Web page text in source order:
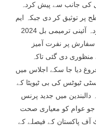
کی جانب سے پیش کردہ
پر توثیق کر دی جبکہ ایم
این اے ریاض فتیانہ کی جانب سے پیش کردہ آئینی ترمیمی بل 2024
پر نفرت آمیز
دی گئی تاکہ
دیا جا سکے اجلاس میں
ٹیوٹس کی بی ٹیویٹا کے
میں جدید پرنس
جو عوام کو معیاری صحت
آف پاکستان کے فیصلے کے